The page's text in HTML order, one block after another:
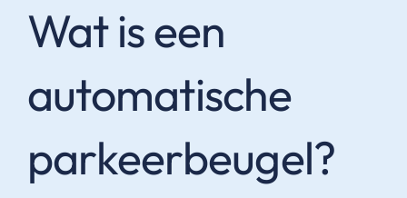
Wat is een
automatische
parkeerbeugel?